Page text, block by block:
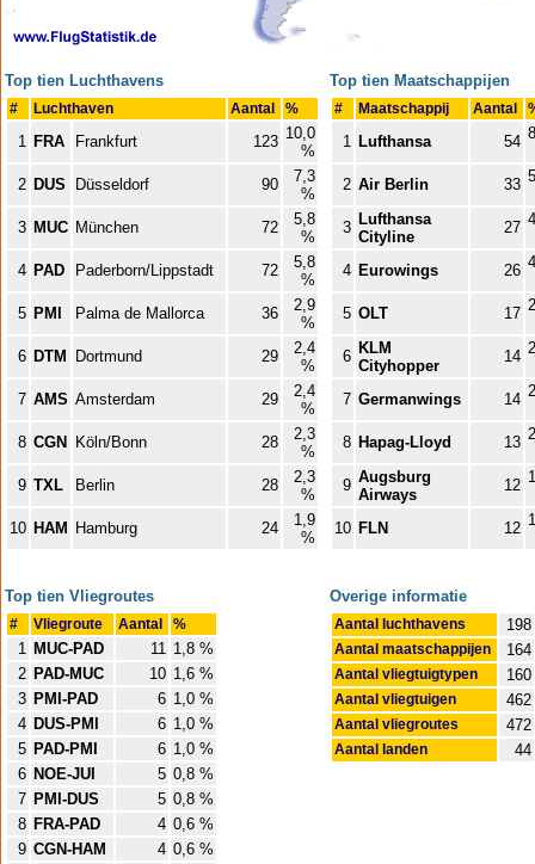
Top tien Luchthavens
# Luchthaven Aantal %
1 FRA Frankfurt 123 10,0
%
2 DUS Düsseldorf 90
7,3
%
3 MUC München 72
5,8
%
4 PAD Paderborn/Lippstadt 72
5,8
%
5 PMI Palma de Mallorca 36
2,9
%
6 DTM Dortmund 29
2,4
%
7 AMS Amsterdam 29
2,4
%
8 CGN Köln/Bonn 28
2,3
%
9 TXL Berlin 28
2,3
%
10 HAM Hamburg 24
1,9
%
Top tien Maatschappijen
# Maatschappij Aantal
1 Lufthansa 54
2 Air Berlin 33
3 Lufthansa
Cityline
27
4 Eurowings 26
5 OLT 17
6 KLM
Cityhopper
14
7 Germanwings 14
8 Hapag-Lloyd 13
9 Augsburg
Airways
12
10 FLN 12
Top tien Vliegroutes
# Vliegroute Aantal %
1 MUC-PAD 11 1,8 %
2 PAD-MUC 10 1,6 %
3 PMI-PAD 6 1,0 %
4 DUS-PMI 6 1,0 %
5 PAD-PMI 6 1,0 %
6 NOE-JUI 5 0,8 %
7 PMI-DUS 5 0,8 %
8 FRA-PAD 4 0,6 %
9 CGN-HAM 4 0,6 %
Overige informatie
Aantal luchthavens 198
Aantal maatschappijen 164
Aantal vliegtuigtypen 160
Aantal vliegtuigen 462
Aantal vliegroutes 472
Aantal landen 44